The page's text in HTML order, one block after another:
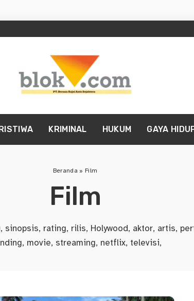
KRIMINAL HUKUM GAYA
Beranda » Film
Film
sinopsis, rating, rilis, Holywood, aktor, artis,
movie, streaming, netflix, televisi,